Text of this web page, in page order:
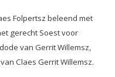
Folpertsz beleend met
gerecht Soest voor
van Gerrit Willemsz,
Claes Gerrit Willemsz.